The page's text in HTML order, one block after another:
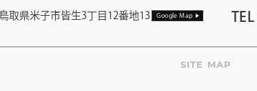
鳥取県米子市皆生3丁目12番地13 Google Map TEL
SITE MAP